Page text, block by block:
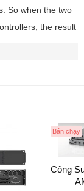
So when the two
the result
advanced
solution for
powered
with all essential
touch-screen on
and
Bán chạy
Công